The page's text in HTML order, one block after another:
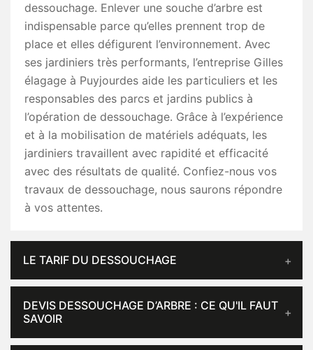
dessouchage. Enlever une souche d’arbre est
indispensable parce qu’elles prennent trop de
place et elles défigurent l’environnement. Avec
ses jardiniers très performants, l’entreprise Gilles
élagage à Puyjourdes aide les particuliers et les
responsables des parcs et jardins publics à
l’opération de dessouchage. Grâce à l’expérience
et à la mobilisation de matériels adéquats, les
jardiniers travaillent avec rapidité et efficacité
avec des résultats de qualité. Confiez-nous vos
travaux de dessouchage, nous saurons répondre
à vos attentes.
LE TARIF DU DESSOUCHAGE
DEVIS DESSOUCHAGE D’ARBRE : CE QU'IL FAUT
SAVOIR